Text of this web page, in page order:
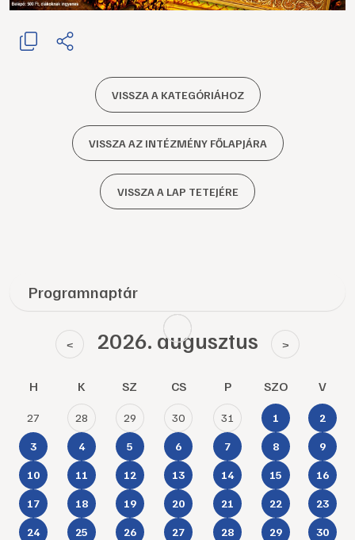
VISSZA A KATEGÓRIÁHOZ
VISSZA AZ INTÉZMÉNY FŐLAPJÁRA
VISSZA A LAP TETEJÉRE
Programnaptár
< 2026. augusztus >
H K SZ CS P SZO V
27 28 29 30 31 1 2
3 4 5 6 7 8 9
10 11 12 13 14 15 16
17 18 19 20 21 22 23
24 25 26 27 28 29 30